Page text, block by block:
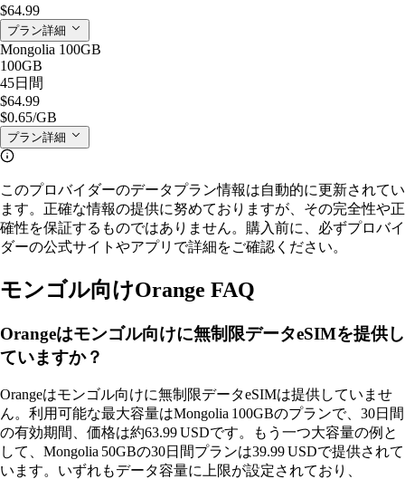
$64.99
プラン詳細
Mongolia 100GB
100GB
45日間
$64.99
$0.65/GB
プラン詳細
このプロバイダーのデータプラン情報は自動的に更新されてい
ます。正確な情報の提供に努めておりますが、その完全性や正
確性を保証するものではありません。購入前に、必ずプロバイ
ダーの公式サイトやアプリで詳細をご確認ください。
モンゴル向けOrange FAQ
Orangeはモンゴル向けに無制限データeSIMを提供し
ていますか？
Orangeはモンゴル向けに無制限データeSIMは提供していませ
ん。利用可能な最大容量はMongolia 100GBのプランで、30日間
の有効期間、価格は約63.99 USDです。もう一つ大容量の例と
して、Mongolia 50GBの30日間プランは39.99 USDで提供されて
います。いずれもデータ容量に上限が設定されており、